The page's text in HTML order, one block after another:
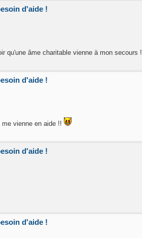
d'aide !
qu'une âme charitable vienne à mon secours !
d'aide !
vienne en aide !!
d'aide !
d'aide !